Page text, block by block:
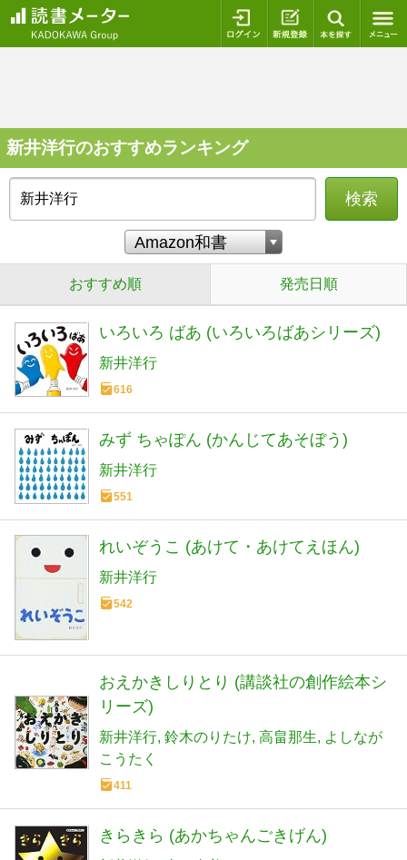
ログイン 新規登録
新井洋行のおすすめランキング
検索
おすすめ順 発売日順
いろいろ ばあ (いろいろばあシリーズ)
新井洋行
616
みず ちゃぽん (かんじてあそぼう)
新井洋行
551
れいぞうこ (あけて・あけてえほん)
新井洋行
542
おえかきしりとり (講談社の創作絵本シ
リーズ)
新井洋行 鈴木のりたけ 高畠那生
よしなが
こうたく
411
きらきら (あかちゃんごきげん)